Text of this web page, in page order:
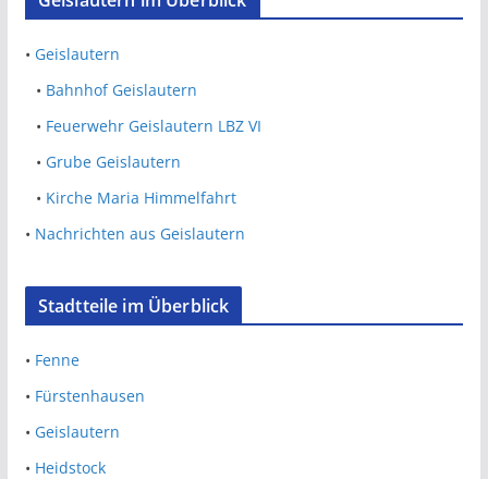
• Geislautern
• Bahnhof Geislautern
• Feuerwehr Geislautern LBZ VI
• Grube Geislautern
• Kirche Maria Himmelfahrt
• Nachrichten aus Geislautern
Stadtteile im Überblick
• Fenne
• Fürstenhausen
• Geislautern
• Heidstock